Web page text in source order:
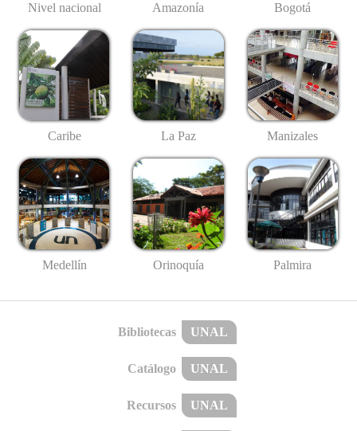
Nivel nacional Amazonía Bogotá
Caribe La Paz Manizales
Medellín Orinoquía Palmira
Bibliotecas UNAL
Catálogo UNAL
Recursos UNAL